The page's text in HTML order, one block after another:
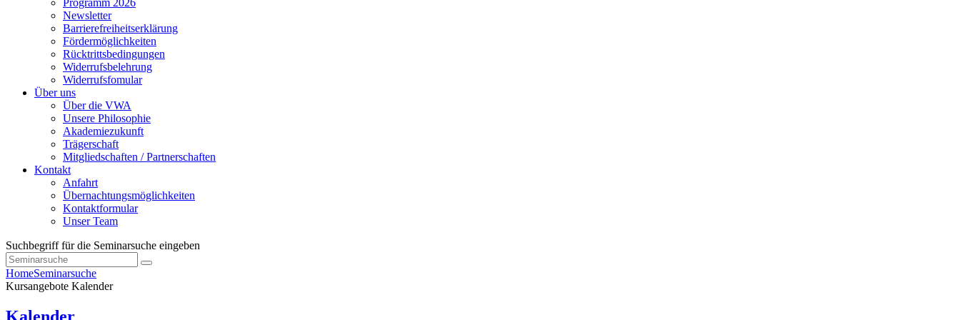
Programm 2026
Newsletter
Barrierefreiheitserklärung
Fördermöglichkeiten
Rücktrittsbedingungen
Widerrufsbelehrung
Widerrufsfomular
Über uns
Über die VWA
Unsere Philosophie
Akademiezukunft
Trägerschaft
Mitgliedschaften / Partnerschaften
Kontakt
Anfahrt
Übernachtungsmöglichkeiten
Kontaktformular
Unser Team
Suchbegriff für die Seminarsuche eingeben
HomeSeminarsuche
Kursangebote Kalender